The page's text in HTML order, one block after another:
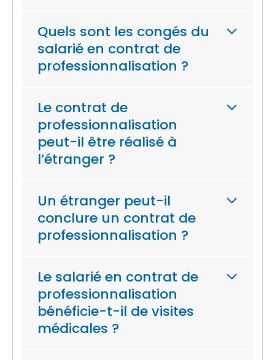
Quels sont les congés du
salarié en contrat de
professionnalisation ?
Le contrat de
professionnalisation
peut-il être réalisé à
l’étranger ?
Un étranger peut-il
conclure un contrat de
professionnalisation ?
Le salarié en contrat de
professionnalisation
bénéficie-t-il de visites
médicales ?